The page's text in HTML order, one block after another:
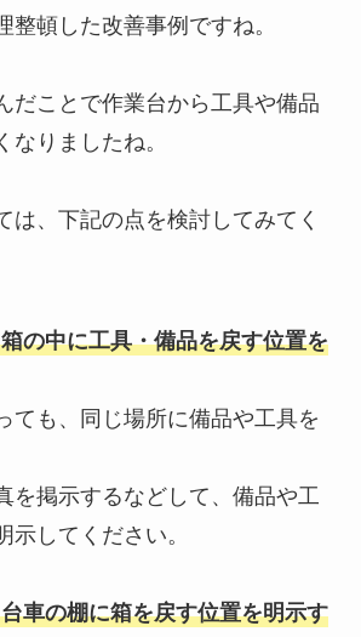
整頓した改善事例ですね。
だことで作業台から工具や備品
なりましたね。
は、下記の点を検討してみてく
の中に工具・備品を戻す位置を
ても、同じ場所に備品や工具を
を掲示するなどして、備品や工
示してください。
車の棚に箱を戻す位置を明示す